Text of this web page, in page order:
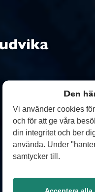
Den
Vi använder cookies
och för att ge våra
din integritet och ber
använda. Under
samtycker till.